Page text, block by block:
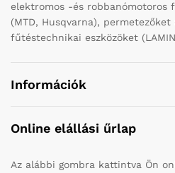
elektromos -és
(MTD, Husqvarna), permetezőket
fűtéstechnikai eszközöket
Információk
Online elállási űrlap
Az alábbi gombra kattintva Ön